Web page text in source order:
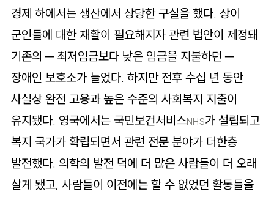
경제 하에서는 생산에서 상당한 구실을 했다. 상이
군인들에 대한 재활이 필요해지자 관련 법안이 제정돼
기존의 ─ 최저임금보다 낮은 임금을 지불하던 ─
장애인 보호소가 늘었다. 하지만 전후 수십 년 동안
사실상 완전 고용과 높은 수준의 사회복지 지출이
유지됐다. 영국에서는 국민보건서비스NHS가 설립되고
복지 국가가 확립되면서 관련 전문 분야가 더한층
발전했다. 의학의 발전 덕에 더 많은 사람들이 더 오래
살게 됐고, 사람들이 이전에는 할 수 없었던 활동들을